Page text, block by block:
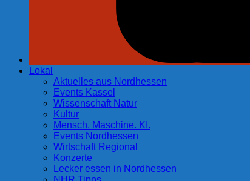
Lokal
Aktuelles aus Nordhessen
Events Kassel
Wissenschaft Natur
Kultur
Mensch. Maschine. KI.
Events Nordhessen
Wirtschaft Regional
Konzerte
Lecker essen in Nordhessen